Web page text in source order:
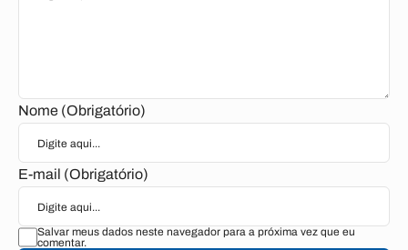
Nome (Obrigatório)
E-mail (Obrigatório)
Salvar meus dados neste navegador para a próxima vez que eu
comentar.